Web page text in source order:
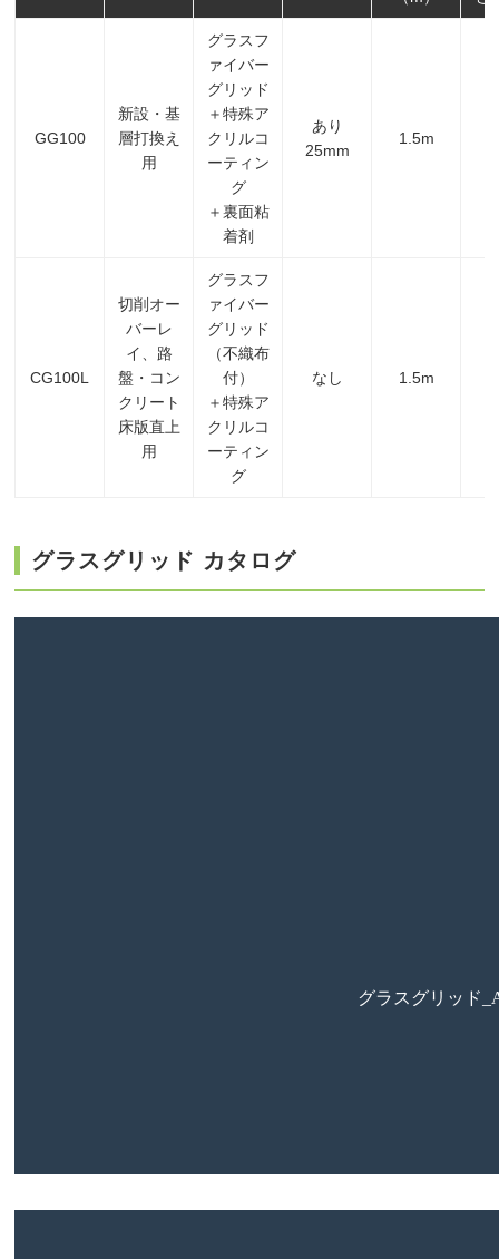
GG100
新設・基
層打換え
用
グラスフ
ァイバー
グリッド
＋特殊ア
クリルコ
ーティン
グ
＋裏面粘
着剤
あり
25mm
1.5m
CG100L
切削オー
バーレ
イ、路
盤・コン
クリート
床版直上
用
グラスフ
ァイバー
グリッド
（不織布
付）
＋特殊ア
クリルコ
ーティン
グ
なし 1.5m
グラスグリッド カタログ